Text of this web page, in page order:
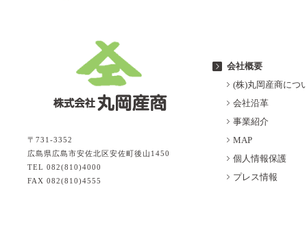
〒731-3352
広島県広島市安佐北区安佐町後山1450
TEL 082(810)4000
FAX 082(810)4555
会社概要
(株)丸岡産商につ
会社沿革
事業紹介
MAP
個人情報保護
プレス情報